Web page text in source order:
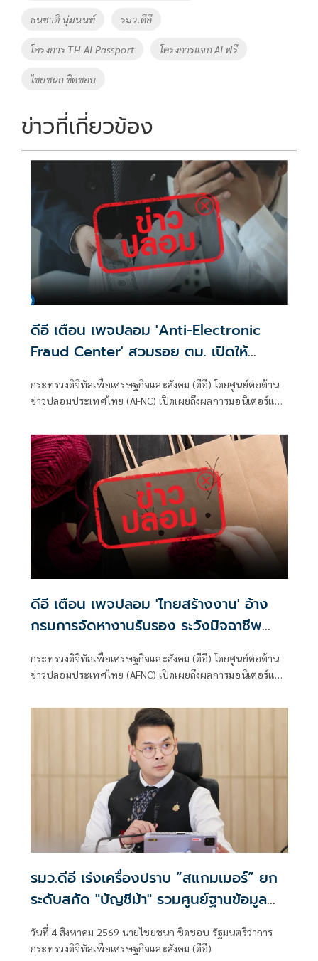
o
k
ธนชาติ นุ่มนนท์ รมว.ดีอี
โครงการ TH-AI Passport โครงการแจก AI ฟรี
ไชยชนก ชิดชอบ
ข่าวที่เกี่ยวข้อง
ดีอี เตือน เพจปลอม 'Anti-Electronic
Fraud Center' สวมรอย ตม. เปิดให้
ติดตามรับเงินคืนจาก 'สแกมเมอร์' ระวัง
สูญเงิน-ข้อมูลส่วนบุคคล
กระทรวงดิจิทัลเพื่อเศรษฐกิจและสังคม (ดีอี) โดยศูนย์ต่อต้าน
ข่าวปลอมประเทศไทย (AFNC) เปิดเผยถึงผลการมอนิเตอร์และ
ปัญหาภัยความมั่นคงและภัยทางสังคมของนายไชยชนก ชิดชอบ
รัฐมนตรีว่าการกระทรวงดิจิทัลเพื่อเศรษฐกิจและสังคม (ดีอี)
โดยยกระดับความสำคัญเรื่องการสร้างความตระหนักรู้เท่าทัน
ภัยอาชญากรรมทางเทคโนโลยี ข่าวปลอม และข้อมูลบิดเบือน
ดีอี เตือน เพจปลอม 'ไทยสร้างงาน' อ้าง
กรมการจัดหางานรับรอง ระวังมิจฉาชีพ
หลอก สูญเงิน-ข้อมูลส่วนบุคคล
กระทรวงดิจิทัลเพื่อเศรษฐกิจและสังคม (ดีอี) โดยศูนย์ต่อต้าน
ข่าวปลอมประเทศไทย (AFNC) เปิดเผยถึงผลการมอนิเตอร์และ
ปัญหาภัยความมั่นคงและภัยทางสังคมของนายไชยชนก ชิดชอบ
รัฐมนตรีว่าการกระทรวงดิจิทัลเพื่อเศรษฐกิจและสังคม (ดีอี)
โดยยกระดับความสำคัญเรื่องการสร้างความตระหนักรู้เท่าทัน
ภัยอาชญากรรมทางเทคโนโลยี ข่าวปลอม และข้อมูลบิดเบือน
รมว.ดีอี เร่งเครื่องปราบ “สแกมเมอร์” ยก
ระดับสกัด "บัญชีม้า" รวมศูนย์ฐานข้อมูล
เร่งรัดคืนเงินผู้เสียหาย เดินหน้าแผนสร้าง
ภูมิคุ้มกันประชาชน
วันที่ 4 สิงหาคม 2569 นายไชยชนก ชิดชอบ รัฐมนตรีว่าการ
กระทรวงดิจิทัลเพื่อเศรษฐกิจและสังคม (ดีอี)